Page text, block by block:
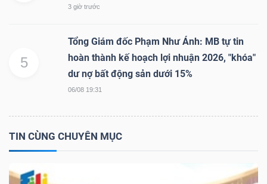
3 giờ trước
5
Tổng Giám đốc Phạm Như Ánh: MB tự tin
hoàn thành kế hoạch lợi nhuận 2026, "khóa"
dư nợ bất động sản dưới 15%
06/08 19:31
TIN CÙNG CHUYÊN MỤC